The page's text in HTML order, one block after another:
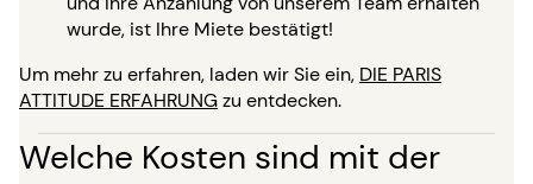
wurde, ist Ihre Miete bestätigt!
Um mehr zu erfahren, laden wir Sie ein, DIE PARIS
ATTITUDE ERFAHRUNGzu entdecken.
Welche Kosten sind mit der